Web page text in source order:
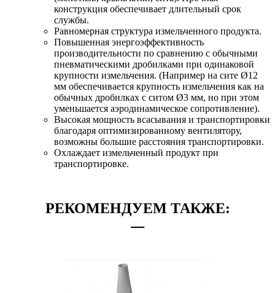
конструкция обеспечивает длительный срок
службы.
Равномерная структура измельченного продукта.
Повышенная энергоэффективность
производительности по сравнению с обычными
пневматическими дробилками при одинаковой
крупности измельчения. (Например на сите Ø12
мм обеспечивается крупность измельчения как на
обычных дробилках с ситом Ø3 мм, но при этом
уменьшается аэродинамическое сопротивление).
Высокая мощность всасывания и транспортировки
благодаря оптимизированному вентилятору,
возможны большие расстояния транспортировки.
Охлаждает измельченный продукт при
транспортировке.
РЕКОМЕНДУЕМ ТАКЖЕ: